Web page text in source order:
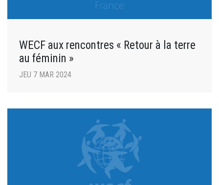
WECF aux rencontres « Retour à la terre
au féminin »
JEU 7 MAR 2024